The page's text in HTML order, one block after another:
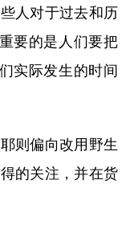
人对于过去和历
要的是人们要把
实际发生的时间
则偏向改用野生
的关注，并在货